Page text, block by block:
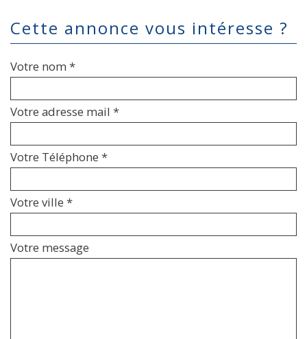
cette annonce vous intéresse ?
Votre nom *
Votre adresse mail *
Votre Téléphone *
Votre ville *
Votre message